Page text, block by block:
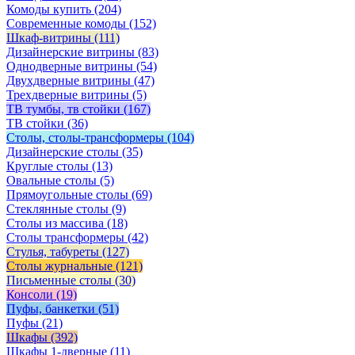
Комоды купить (204)
Современные комоды (152)
Шкаф-витрины (111)
Дизайнерские витрины (83)
Однодверные витрины (54)
Двухдверные витрины (47)
Трехдверные витрины (5)
ТВ тумбы, тв стойки (167)
ТВ стойки (36)
Столы, столы-трансформеры (104)
Дизайнерские столы (35)
Круглые столы (13)
Овальные столы (5)
Прямоугольные столы (69)
Стеклянные столы (9)
Столы из массива (18)
Столы трансформеры (42)
Стулья, табуреты (127)
Столы журнальные (121)
Письменные столы (30)
Консоли (19)
Пуфы, банкетки (51)
Пуфы (21)
Шкафы (392)
Шкафы 1-дверные (11)